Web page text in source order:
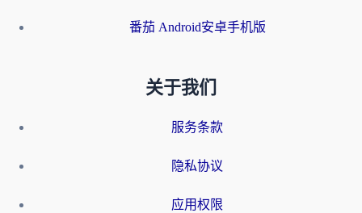
番茄 Android安卓手机版
关于我们
服务条款
隐私协议
应用权限